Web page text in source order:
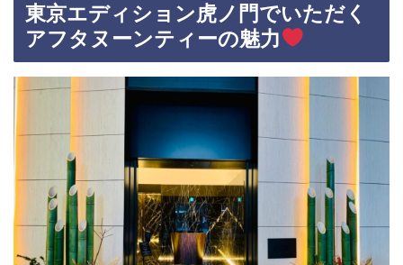
東京エディション虎ノ門でいただく
アフタヌーンティーの魅力